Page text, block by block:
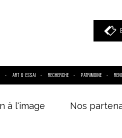
ART & ESSAI RECHERCHE PATRIMOINE
à l'image Nos